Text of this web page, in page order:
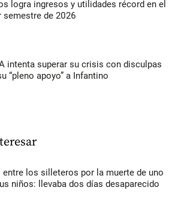
logra ingresos y utilidades récord en el
semestre de 2026
intenta superar su crisis con disculpas
“pleno apoyo” a Infantino
entre los silleteros por la muerte de uno
niños: llevaba dos días desaparecido